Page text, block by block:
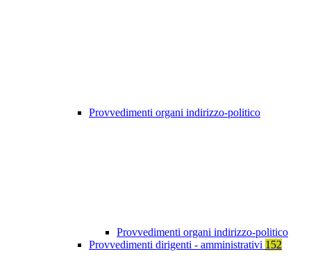
Provvedimenti organi indirizzo-politico
Provvedimenti organi indirizzo-politico
Provvedimenti dirigenti - amministrativi 152